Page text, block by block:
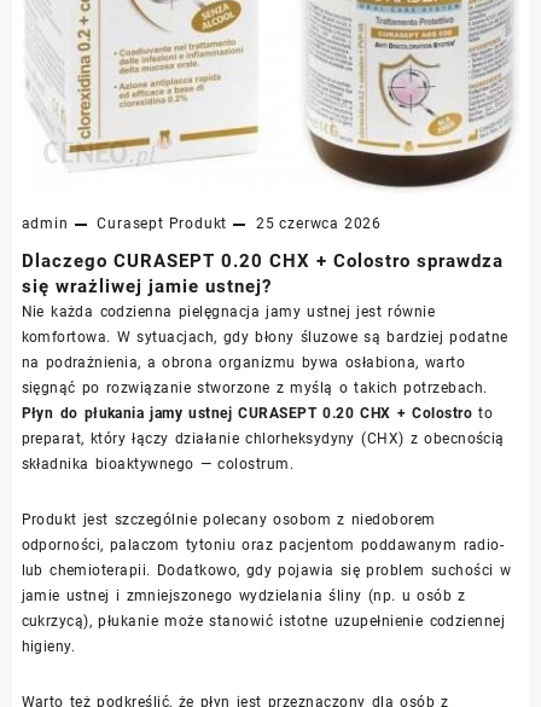
admin Curasept Produkt 25 czerwca 2026
Dlaczego CURASEPT 0.20 CHX + Colostro sprawdza
się wrażliwej jamie ustnej?
Nie każda codzienna pielęgnacja jamy ustnej jest równie
komfortowa. W sytuacjach, gdy błony śluzowe są bardziej podatne
na podrażnienia, a obrona organizmu bywa osłabiona, warto
sięgnąć po rozwiązanie stworzone z myślą o takich potrzebach.
Płyn do płukania jamy ustnej CURASEPT 0.20 CHX + Colostro to
preparat, który łączy działanie chlorheksydyny (CHX) z obecnością
składnika bioaktywnego — colostrum.
Produkt jest szczególnie polecany osobom z niedoborem
odporności, palaczom tytoniu oraz pacjentom poddawanym radio-
lub chemioterapii. Dodatkowo, gdy pojawia się problem suchości w
jamie ustnej i zmniejszonego wydzielania śliny (np. u osób z
cukrzycą), płukanie może stanowić istotne uzupełnienie codziennej
higieny.
Warto też podkreślić, że płyn jest przeznaczony dla osób z